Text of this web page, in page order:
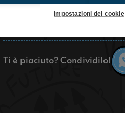
Ti è piaciuto? Condividilo!
Impostazioni dei cookie